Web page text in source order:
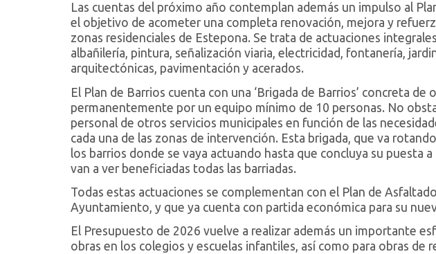
Las cuentas del próximo año contemplan además un impulso al
el objetivo de acometer una completa renovación, mejora y
zonas residenciales de Estepona. Se trata de actuaciones
albañilería, pintura, señalización viaria, electricidad, fontanería,
arquitectónicas, pavimentación y acerados.
El Plan de Barrios cuenta con una ‘Brigada de Barrios’ concreta de
permanentemente por un equipo mínimo de 10 personas. No
personal de otros servicios municipales en función de las
cada una de las zonas de intervención. Esta brigada, que va
los barrios donde se vaya actuando hasta que concluya su puesta
van a ver beneficiadas todas las barriadas.
Todas estas actuaciones se complementan con el Plan de
Ayuntamiento, y que ya cuenta con partida económica para su
El Presupuesto de 2026 vuelve a realizar además un importante
obras en los colegios y escuelas infantiles, así como para obras de